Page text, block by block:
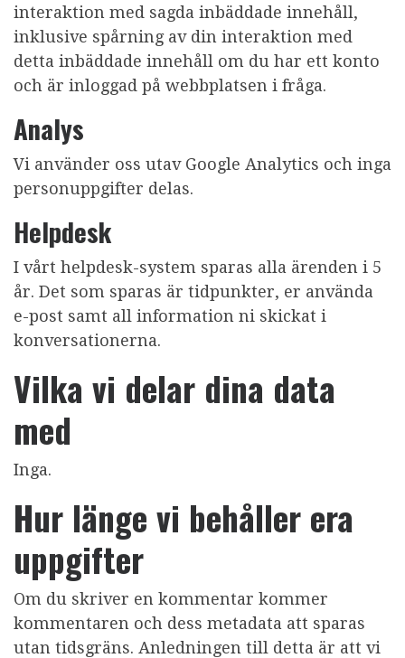
interaktion med sagda inbäddade innehåll,
inklusive spårning av din interaktion med
detta inbäddade innehåll om du har ett konto
och är inloggad på webbplatsen i fråga.
Analys
Vi använder oss utav Google Analytics och inga
personuppgifter delas.
Helpdesk
I vårt helpdesk-system sparas alla ärenden i 5
år. Det som sparas är tidpunkter, er använda
e-post samt all information ni skickat i
konversationerna.
Vilka vi delar dina data
med
Inga.
Hur länge vi behåller era
uppgifter
Om du skriver en kommentar kommer
kommentaren och dess metadata att sparas
utan tidsgräns. Anledningen till detta är att vi